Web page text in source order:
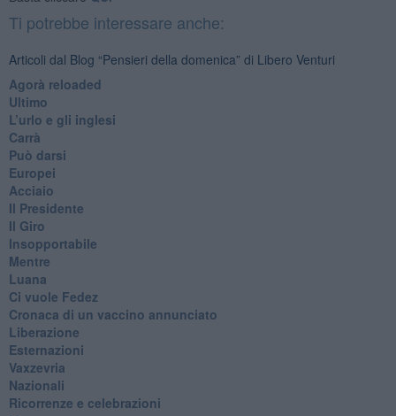
Ti potrebbe interessare anche:
Articoli dal Blog “Pensieri della domenica” di Libero Venturi
​Agorà reloaded
Ultimo
​L’urlo e gli inglesi
Carrà
Può darsi
Europei
Acciaio
Il Presidente
​Il Giro
Insopportabile
​Mentre
Luana
​Ci vuole Fedez
​Cronaca di un vaccino annunciato
​Liberazione
Esternazioni
Vaxzevria
Nazionali
​Ricorrenze e celebrazioni